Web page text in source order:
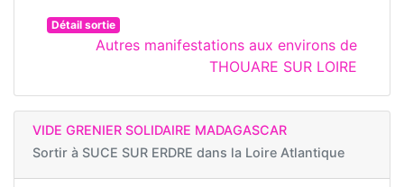
Détail sortie
Autres manifestations aux environs de
THOUARE SUR LOIRE
VIDE GRENIER SOLIDAIRE MADAGASCAR
Sortir à SUCE SUR ERDRE dans la Loire Atlantique